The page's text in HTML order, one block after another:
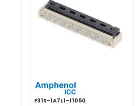
F31S-1A7L1-11050